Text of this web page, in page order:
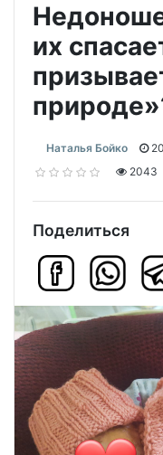
их
Наталья Бойко
2043
Поделиться